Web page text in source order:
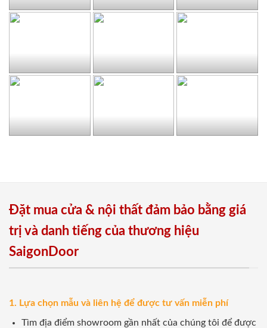
Đặt mua cửa & nội thất đảm bảo bằng giá
trị và danh tiếng của thương hiệu
SaigonDoor
1. Lựa chọn mẫu và liên hệ để được tư vấn miễn phí
Tìm địa điểm showroom gần nhất của chúng tôi để được